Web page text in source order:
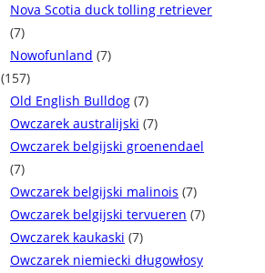
Nova Scotia duck tolling retriever
(7)
Nowofunland (7)
(157)
Old English Bulldog (7)
Owczarek australijski (7)
Owczarek belgijski groenendael
(7)
Owczarek belgijski malinois (7)
Owczarek belgijski tervueren (7)
Owczarek kaukaski (7)
Owczarek niemiecki długowłosy